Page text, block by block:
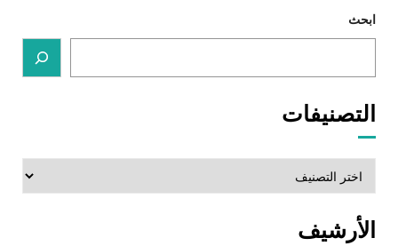
ابحث
التصنيفات
التصنيفات
الأرشيف